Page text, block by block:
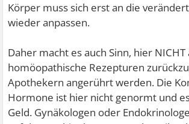
Körper muss sich erst an die
wieder anpassen.
Daher macht es auch Sinn, hier NICHT
homöopathische Rezepturen
Apothekern angerührt werden. Die
Hormone ist hier nicht genormt und
Geld. Gynäkologen oder